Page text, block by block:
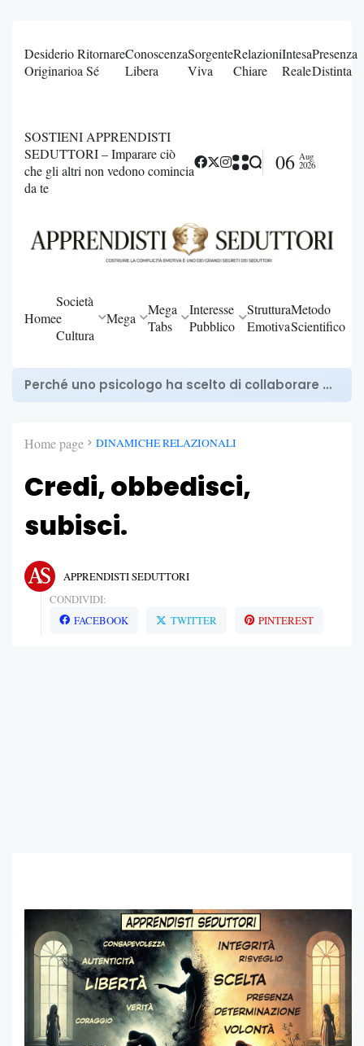
Desiderio
Originario
Ritornare
a Sé
Conoscenza
Libera
Sorgente
Viva
Relazioni
Chiare
Intesa
Reale
Presenza
Distinta
SOSTIENI APPRENDISTI
SEDUTTORI – Imparare ciò
che gli altri non vedono comincia
da te
06 Aug
2026
Home
Società
e
Cultura
Mega
Mega
Tabs
Interesse
Pubblico
Struttura
Emotiva
Metodo
Scientifico
Perché uno psicologo ha scelto di collaborare con Apprendisti Seduttori
Home page DINAMICHE RELAZIONALI
Credi, obbedisci,
subisci.
APPRENDISTI SEDUTTORI
CONDIVIDI:
FACEBOOK
TWITTER PINTEREST